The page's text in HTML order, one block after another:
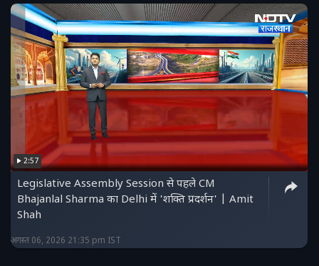
2:57
Legislative Assembly Session से पहले CM
Bhajanlal Sharma का Delhi में 'शक्ति प्रदर्शन' | Amit
Shah
अगस्त 06, 2026 21:35 pm IST